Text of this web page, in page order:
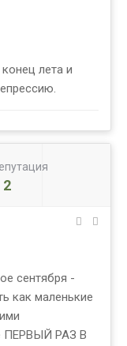
лета и
2
сентября -
как маленькие
ПЕРВЫЙ РАЗ В